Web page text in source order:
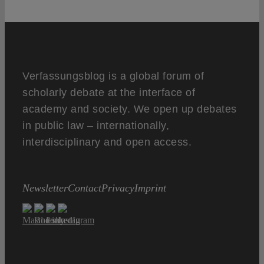
Verfassungsblog is a global forum of
scholarly debate at the interface of
academy and society. We open up debates
in public law – internationally,
interdisciplinary and open access.
NewsletterContactPrivacyImprint